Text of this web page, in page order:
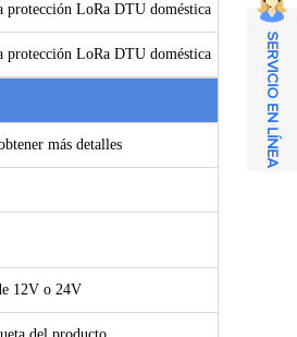
protección LoRa DTU doméstica
protección LoRa DTU doméstica
más detalles
12V o 24V
SERVICIO EN LÍNEA